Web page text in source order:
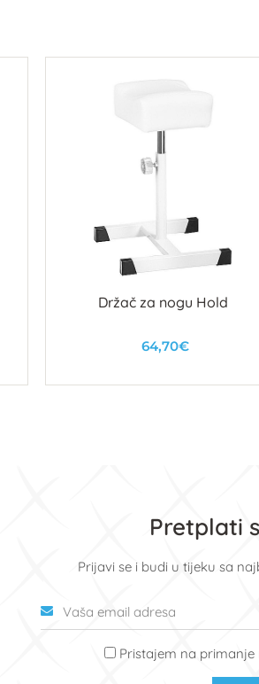
Držač za nogu Hold
64,70€
U košaricu
Pretplati
Prijavi se i budi u tijeku sa
Pristajem na